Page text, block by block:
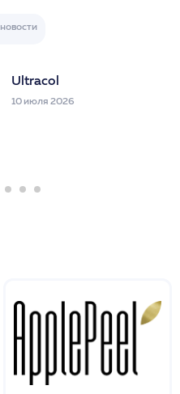
Ultracol
10 июля 2026